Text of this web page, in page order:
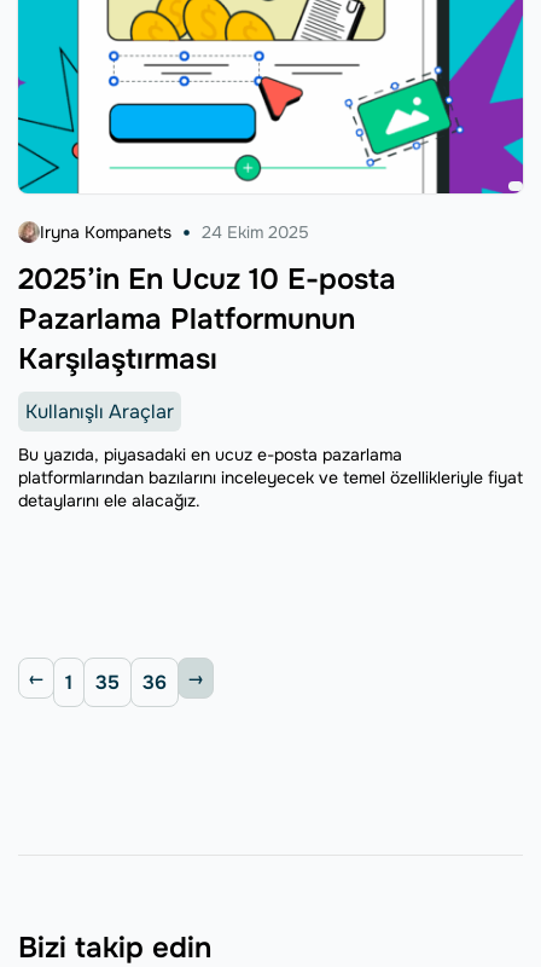
2025’in En Ucuz 10 E-posta
Pazarlama Platformunun
Karşılaştırması
Iryna Kompanets 24 Ekim 2025
Kullanışlı Araçlar
Bu yazıda, piyasadaki en ucuz e-posta pazarlama
platformlarından bazılarını inceleyecek ve temel özellikleriyle fiyat
detaylarını ele alacağız.
1 35 36
Bizi takip edin